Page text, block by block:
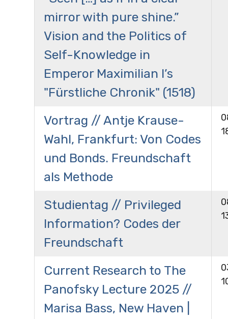
mirror with pure shine.”
Vision and the Politics of
Self-Knowledge in
Emperor Maximilian I’s
"Fürstliche Chronik" (1518)
Vortrag // Antje Krause-
Wahl, Frankfurt: Von Codes
und Bonds. Freundschaft
als Methode
Studientag // Privileged
Information? Codes der
Freundschaft
Current Research to The
Panofsky Lecture 2025 //
Marisa Bass, New Haven |